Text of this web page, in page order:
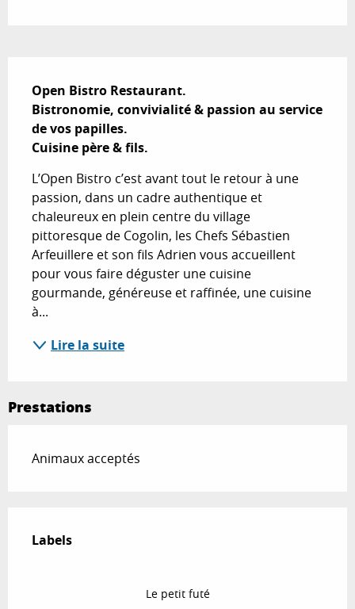
Open Bistro Restaurant.
Bistronomie, convivialité & passion au service
de vos papilles.
Cuisine père & fils.
L’Open Bistro c’est avant tout le retour à une
passion, dans un cadre authentique et
chaleureux en plein centre du village
pittoresque de Cogolin, les Chefs Sébastien
Arfeuillere et son fils Adrien vous accueillent
pour vous faire déguster une cuisine
gourmande, généreuse et raffinée, une cuisine
à...
Lire la suite
Prestations
Animaux acceptés
Labels
Labels
Le petit futé